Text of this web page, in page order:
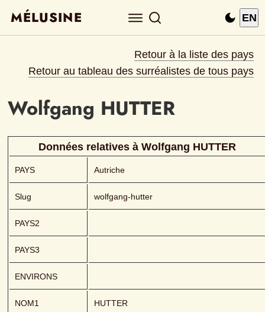
MÉLUSINE EN
Retour à la liste des pays
Retour au tableau des surréalistes de tous pays
Wolfgang HUTTER
Données relatives à Wolfgang HUTTER
PAYS Autriche
Slug wolfgang-hutter
PAYS2
PAYS3
ENVIRONS
NOM1 HUTTER